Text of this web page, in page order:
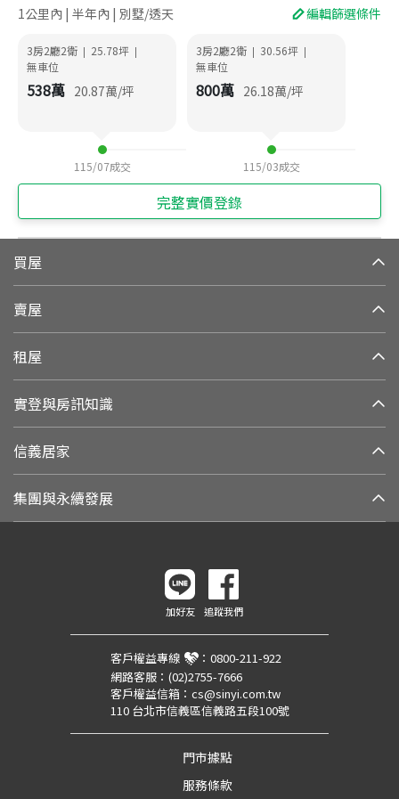
1公里內 | 半年內 | 別墅/透天 編輯篩選條件
3房2廳2衛 | 25.78坪 |
無車位
538萬 20.87萬/坪
115/07成交
3房2廳2衛 | 30.56坪 |
無車位
800萬 26.18萬/坪
115/03成交
完整實價登錄
買屋
賣屋
租屋
實登與房訊知識
信義居家
集團與永續發展
加好友 追蹤我們
客戶權益專線 ： 0800-211-922
網路客服： (02)2755-7666
客戶權益信箱： cs@sinyi.com.tw
110 台北市信義區信義路五段100號
門市據點
服務條款